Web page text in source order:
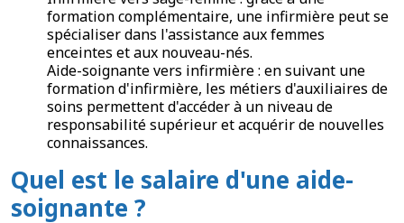
formation complémentaire, une infirmière peut se
spécialiser dans l'assistance aux femmes
enceintes et aux nouveau-nés.
Aide-soignante vers infirmière : en suivant une
formation d'infirmière, les métiers d'auxiliaires de
soins permettent d'accéder à un niveau de
responsabilité supérieur et acquérir de nouvelles
connaissances.
Quel est le salaire d'une aide-
soignante ?